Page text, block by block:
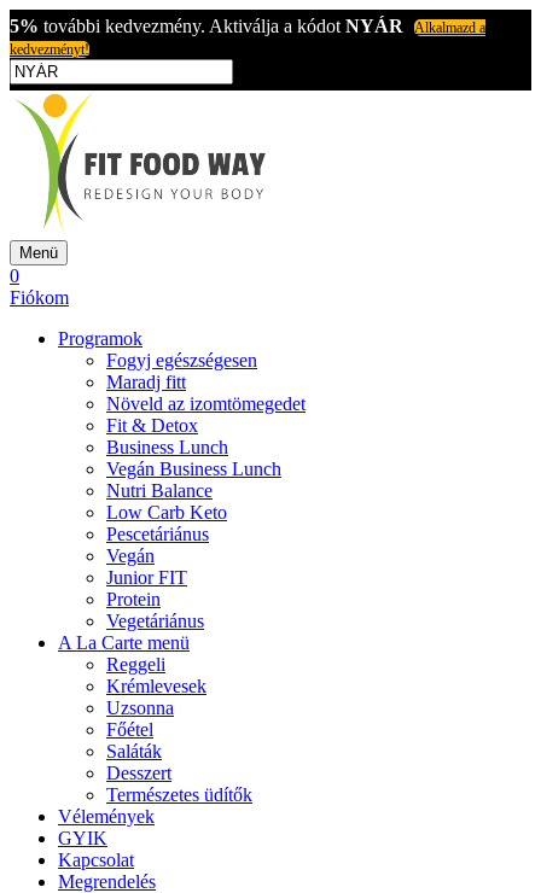
5% további kedvezmény. Aktiválja a kódot NYÁR
Alkalmazd a
kedvezményt!
Menü
0
Fiókom
Programok
Fogyj egészségesen
Maradj fitt
Növeld az izomtömegedet
Fit & Detox
Business Lunch
Vegán Business Lunch
Nutri Balance
Low Carb Keto
Pescetáriánus
Vegán
Junior FIT
Protein
Vegetáriánus
A La Carte menü
Reggeli
Krémlevesek
Uzsonna
Főétel
Saláták
Desszert
Természetes üdítők
Vélemények
GYIK
Kapcsolat
Megrendelés